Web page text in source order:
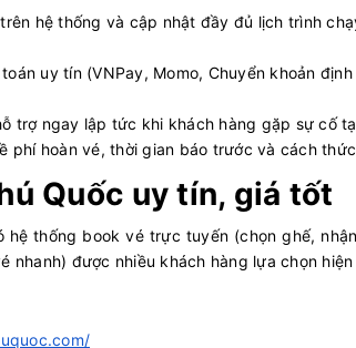
hệ thống và cập nhật đầy đủ lịch trình
uy tín (VNPay, Momo, Chuyển khoản
trợ ngay lập tức khi khách hàng gặp sự cố
phí hoàn vé, thời gian báo trước và cách
Quốc uy tín, giá tốt
thống book vé trực tuyến (chọn ghế,
nhanh) được nhiều khách hàng lựa chọn hiện